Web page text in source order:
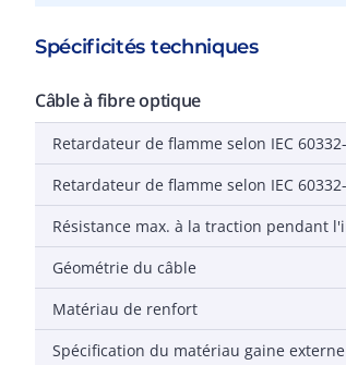
Spécificités techniques
Câble à fibre optique
Géométrie du câble
Matériau de renfort
Spécification du matériau gaine externe